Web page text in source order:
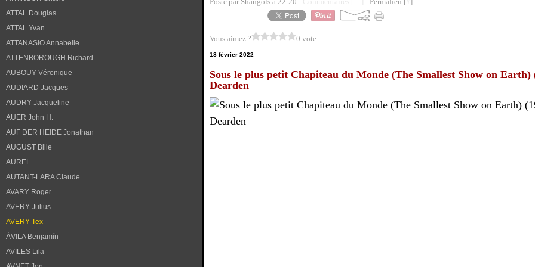
ATTAL Douglas
ATTAL Yvan
ATTANASIO Annabelle
ATTENBOROUGH Richard
AUBOUY Véronique
AUDIARD Jacques
AUDRY Jacqueline
AUER John H.
AUF DER HEIDE Jonathan
AUGUST Bille
AUREL
AUTANT-LARA Claude
AVARY Roger
AVERY Julius
AVERY Tex
ÁVILA Benjamín
AVILES Lila
Vous aimez ? 0 vote
18 février 2022
Sous le plus petit Chapiteau du Monde (The Smallest Show on Earth)
Dearden